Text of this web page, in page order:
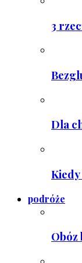
3
Dla
podróże
Obóz